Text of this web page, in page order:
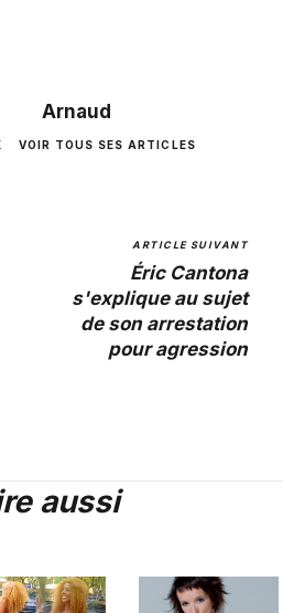
Arnaud
VOIR TOUS SES ARTICLES
ARTICLE SUIVANT
Éric Cantona
s'explique au sujet
de son arrestation
pour agression
aussi